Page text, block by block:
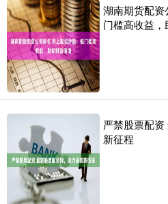
湖南期货配
门槛高收益
严禁股票配
新征程